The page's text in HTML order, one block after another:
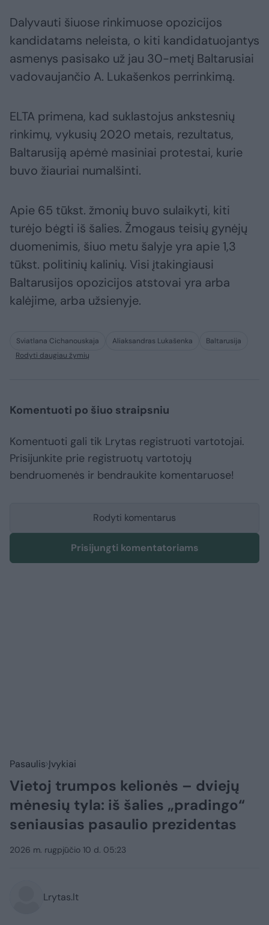
Dalyvauti šiuose rinkimuose opozicijos
kandidatams neleista, o kiti kandidatuojantys
asmenys pasisako už jau 30-metį Baltarusiai
vadovaujančio A. Lukašenkos perrinkimą.
ELTA primena, kad suklastojus ankstesnių
rinkimų, vykusių 2020 metais, rezultatus,
Baltarusiją apėmė masiniai protestai, kurie
buvo žiauriai numalšinti.
Apie 65 tūkst. žmonių buvo sulaikyti, kiti
turėjo bėgti iš šalies. Žmogaus teisių gynėjų
duomenimis, šiuo metu šalyje yra apie 1,3
tūkst. politinių kalinių. Visi įtakingiausi
Baltarusijos opozicijos atstovai yra arba
kalėjime, arba užsienyje.
Sviatlana Cichanouskaja Aliaksandras Lukašenka
Baltarusija
Rodyti daugiau žymių
Komentuoti po šiuo straipsniu
Komentuoti gali tik Lrytas registruoti vartotojai.
Prisijunkite prie registruotų vartotojų
bendruomenės ir bendraukite komentaruose!
Rodyti komentarus
Prisijungti komentatoriams
Pasaulis Įvykiai
Vietoj trumpos kelionės – dviejų
mėnesių tyla: iš šalies „pradingo“
seniausias pasaulio prezidentas
2026 m. rugpjūčio 10 d. 05:23
Lrytas.lt